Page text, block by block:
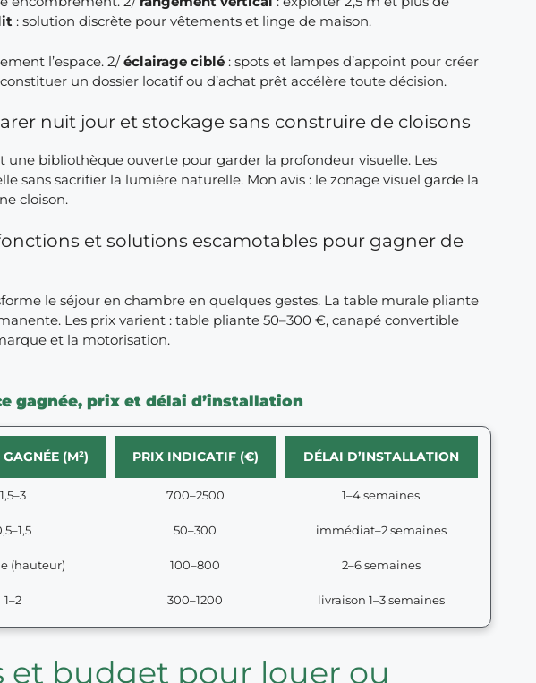
: solution discrète pour vêtements et linge de maison.
l’espace. 2/éclairage ciblé : spots et lampes d’appoint pour créer
constituer un dossier locatif ou d’achat prêt accélère toute décision.
nuit jour et stockage sans construire de cloisons
une bibliothèque ouverte pour garder la profondeur visuelle. Les
sans sacrifier la lumière naturelle. Mon avis : le zonage visuel garde la
cloison.
et solutions escamotables pour gagner de
le séjour en chambre en quelques gestes. La table murale pliante
Les prix varient : table pliante 50–300 €, canapé convertible
et la motorisation.
gagnée, prix et délai d’installation
(M²) PRIX INDICATIF (€) DÉLAI D’INSTALLATION
1,5–3 700–2500 1–4 semaines
50–300 immédiat–2 semaines
(hauteur) 100–800 2–6 semaines
1–2 300–1200 livraison 1–3 semaines
et budget pour louer ou